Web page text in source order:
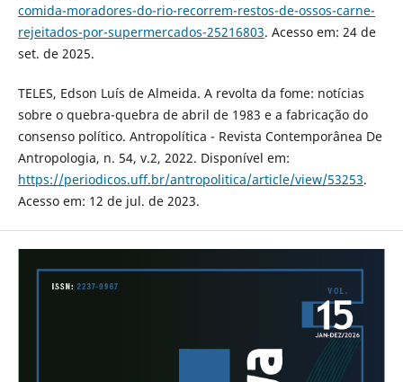
comida-moradores-do-rio-recorrem-restos-de-ossos-carne-
rejeitados-por-supermercados-25216803. Acesso em: 24 de
set. de 2025.
TELES, Edson Luís de Almeida. A revolta da fome: notícias
sobre o quebra-quebra de abril de 1983 e a fabricação do
consenso político. Antropolítica - Revista Contemporânea De
Antropologia, n. 54, v.2, 2022. Disponível em:
https://periodicos.uff.br/antropolitica/article/view/53253.
Acesso em: 12 de jul. de 2023.